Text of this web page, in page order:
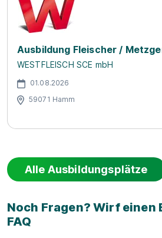
Ausbildung Fleischer /
WESTFLEISCH SCE mbH
01.08.2026
59071 Hamm
Alle Ausbildungsplätze
Noch Fragen? Wirf einen
FAQ